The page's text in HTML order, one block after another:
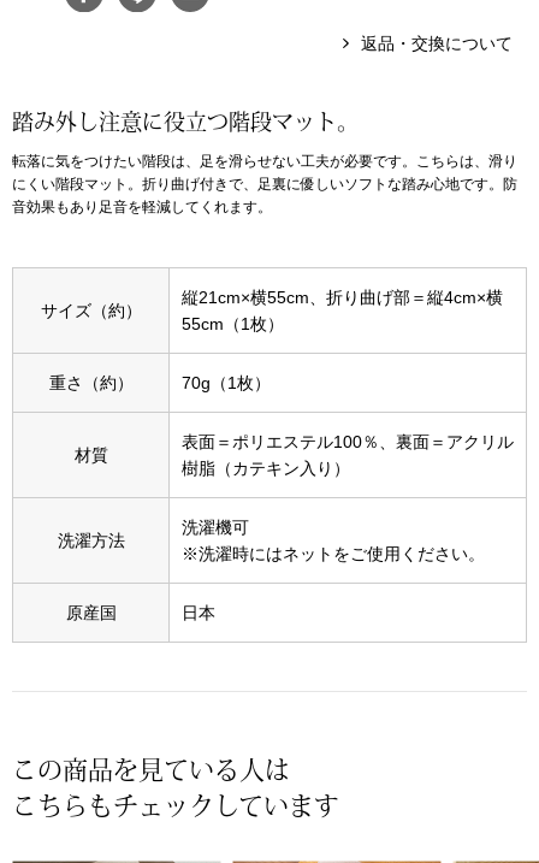
ダーウェア
アクセサリー
クラッチバッグ
スーツケース
スリップオン
返品・交換について
踏み外し注意に役立つ階段マット。
転落に気をつけたい階段は、足を滑らせない工夫が必要です。こちらは、滑り
にくい階段マット。折り曲げ付きで、足裏に優しいソフトな踏み心地です。防
音効果もあり足音を軽減してくれます。
サイズ（約）
縦21cm×横55cm、折り曲げ部＝縦4cm×横
55cm（1枚）
重さ（約） 70g（1枚）
材質
表面＝ポリエステル100％、裏面＝アクリル
樹脂（カテキン入り）
洗濯方法
洗濯機可
※洗濯時にはネットをご使用ください。
原産国 日本
この商品を見ている人は
こちらもチェックしています